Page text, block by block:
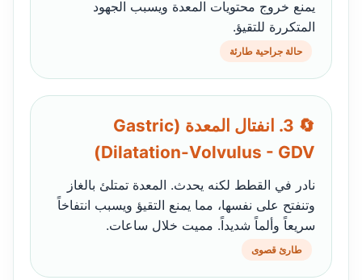
يمنع خروج محتويات المعدة ويسبب الجهود
المتكررة للتقيؤ.
حالة جراحية طارئة
🔄 3. انفتال المعدة (Gastric
Dilatation-Volvulus - GDV)
نادر في القطط لكنه يحدث. المعدة تمتلئ بالغاز
وتنفتح على نفسها، مما يمنع التقيؤ ويسبب انتفاخاً
سريعاً وألماً شديداً. مميت خلال ساعات.
طارئ قصوى